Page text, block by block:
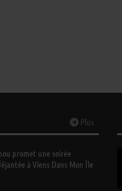
Plus
promet une soirée
à Viens Dans Mon Île